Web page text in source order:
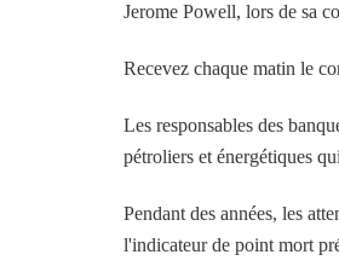
Jerome Powell, lors de sa
Recevez chaque matin le
Les responsables des
pétroliers et énergétiques
Pendant des années, les
l'indicateur de point mort